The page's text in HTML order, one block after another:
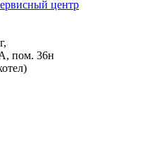
центр
пом. 36н